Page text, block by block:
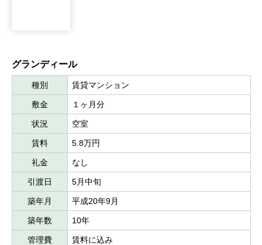
グランディール
種別 賃貸マンション
敷金 １ヶ月分
状況 空室
賃料 5.8万円
礼金 なし
引渡日 5月中旬
築年月 平成20年9月
築年数 10年
管理費 賃料に込み